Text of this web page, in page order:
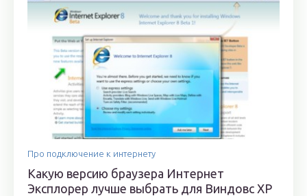
Про подключение к интернету
Какую версию браузера Интернет
Эксплорер лучше выбрать для Виндовс ХР